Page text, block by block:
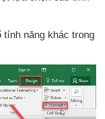
tính năng khác trong